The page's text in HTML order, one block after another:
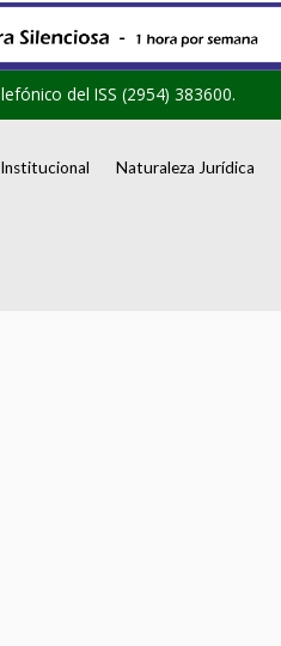
del ISS (2954) 383600.
Institucional Naturaleza Jurídica